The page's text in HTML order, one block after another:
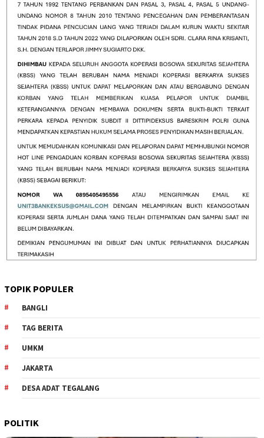
TOPIK POPULER
BANGLI
TAG BERITA
UMKM
JAKARTA
DESA ADAT TEGALANG
POLITIK